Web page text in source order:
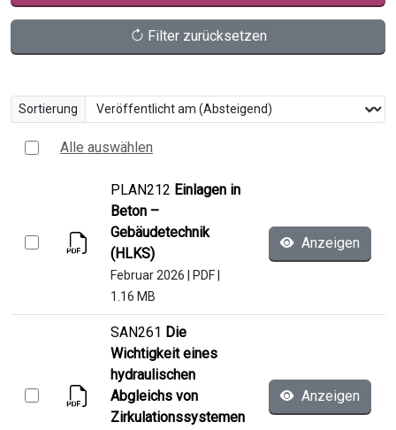
Filter zurücksetzen
Sortierung
Alle auswählen
PLAN212 Einlagen in
Beton –
Gebäudetechnik
(HLKS)
Februar 2026 PDF
1.16 MB
Anzeigen
SAN261 Die
Wichtigkeit eines
hydraulischen
Abgleichs von
Zirkulationssystemen
Anzeigen